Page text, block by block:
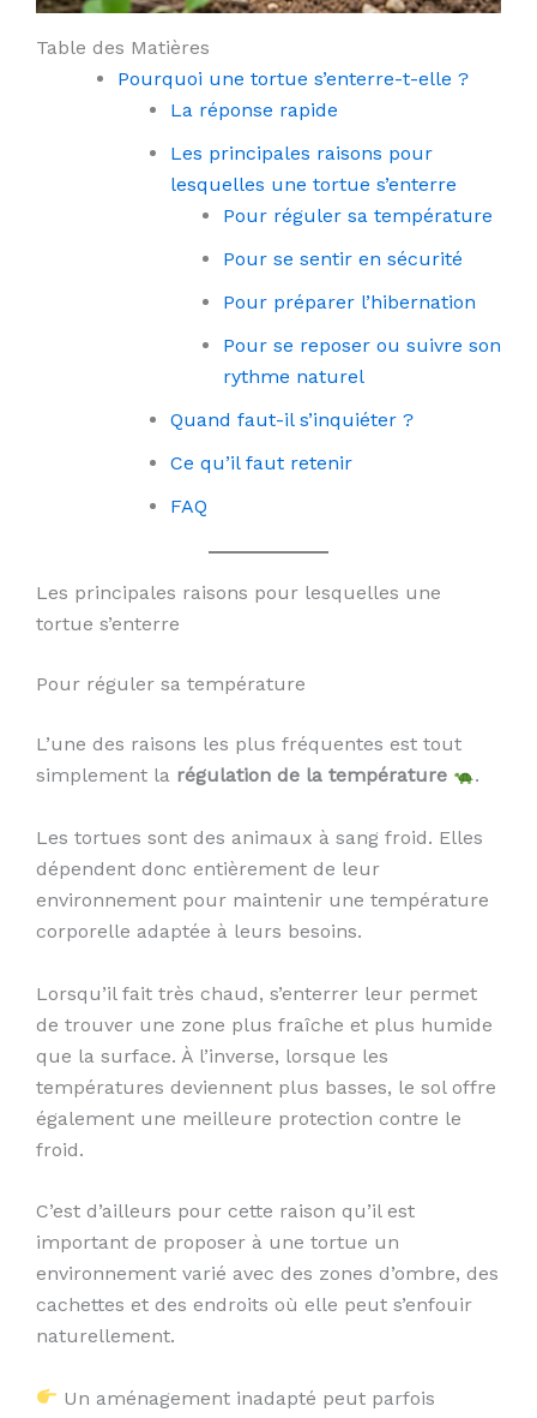
Table des Matières
Pourquoi une tortue s’enterre-t-elle ?
La réponse rapide
Les principales raisons pour
lesquelles une tortue s’enterre
Pour réguler sa température
Pour se sentir en sécurité
Pour préparer l’hibernation
Pour se reposer ou suivre son
rythme naturel
Quand faut-il s’inquiéter ?
Ce qu’il faut retenir
FAQ
Les principales raisons pour lesquelles une
tortue s’enterre
Pour réguler sa température
L’une des raisons les plus fréquentes est tout
simplement la régulation de la température .
Les tortues sont des animaux à sang froid. Elles
dépendent donc entièrement de leur
environnement pour maintenir une température
corporelle adaptée à leurs besoins.
Lorsqu’il fait très chaud, s’enterrer leur permet
de trouver une zone plus fraîche et plus humide
que la surface. À l’inverse, lorsque les
températures deviennent plus basses, le sol offre
également une meilleure protection contre le
froid.
C’est d’ailleurs pour cette raison qu’il est
important de proposer à une tortue un
environnement varié avec des zones d’ombre, des
cachettes et des endroits où elle peut s’enfouir
naturellement.
Un aménagement inadapté peut parfois